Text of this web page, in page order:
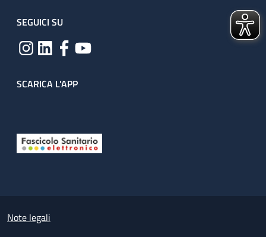
SEGUICI SU
SCARICA L'APP
Small prints
Note legali